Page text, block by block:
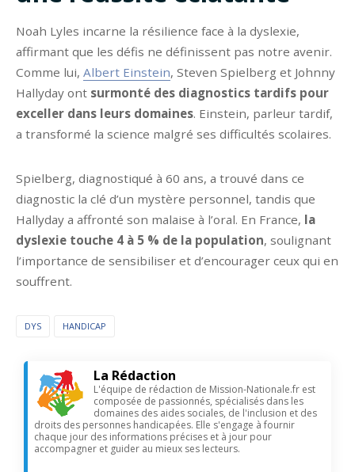
Noah Lyles incarne la résilience face à la dyslexie,
affirmant que les défis ne définissent pas notre avenir.
Comme lui, Albert Einstein, Steven Spielberg et Johnny
Hallyday ont surmonté des diagnostics tardifs pour
exceller dans leurs domaines. Einstein, parleur tardif,
a transformé la science malgré ses difficultés scolaires.
Spielberg, diagnostiqué à 60 ans, a trouvé dans ce
diagnostic la clé d’un mystère personnel, tandis que
Hallyday a affronté son malaise à l’oral. En France, la
dyslexie touche 4 à 5 % de la population, soulignant
l’importance de sensibiliser et d’encourager ceux qui en
souffrent.
DYS HANDICAP
La Rédaction
L'équipe de rédaction de Mission-Nationale.fr est
composée de passionnés, spécialisés dans les
domaines des aides sociales, de l'inclusion et des
droits des personnes handicapées. Elle s'engage à fournir
chaque jour des informations précises et à jour pour
accompagner et guider au mieux ses lecteurs.